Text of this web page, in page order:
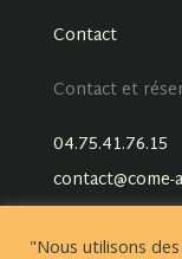
Contact
Contact et
04.75.41.76.15
"Nous utilisons